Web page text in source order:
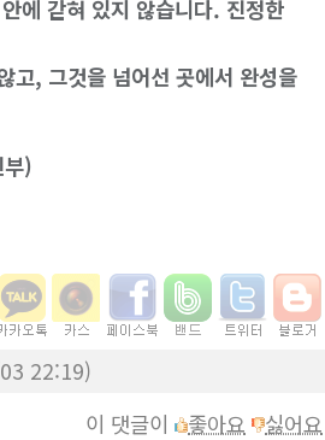
에 갇혀 있지 않습니다. 진정한
고, 그것을 넘어선 곳에서 완성을
)
22:19)
이 댓글이
좋아요 싫어요